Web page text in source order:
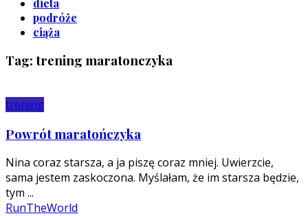
podróże
ciąża
Tag: trening maratonczyka
trening
Powrót maratończyka
Nina coraz starsza, a ja piszę coraz mniej. Uwierzcie,
sama jestem zaskoczona. Myślałam, że im starsza będzie,
tym ...
RunTheWorld